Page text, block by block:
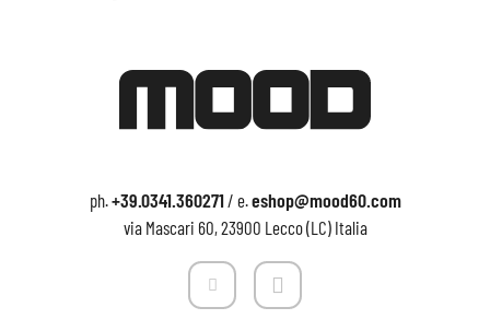
ph.+39.0341.360271/ e.eshop@mood60.com
via Mascari 60, 23900 Lecco (LC) Italia